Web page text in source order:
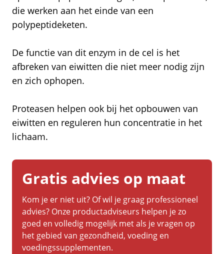
die werken aan het einde van een
polypeptideketen.
De functie van dit enzym in de cel is het
afbreken van eiwitten die niet meer nodig zijn
en zich ophopen.
Proteasen helpen ook bij het opbouwen van
eiwitten en reguleren hun concentratie in het
lichaam.
Gratis advies op maat
Kom je er niet uit? Of wil je graag professioneel
advies? Onze productadviseurs helpen je zo
goed en volledig mogelijk met als je vragen op
het gebied van gezondheid, voeding en
voedingssupplementen.